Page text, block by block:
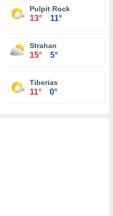
Pulpit Rock
13° 11°
Strahan
15° 5°
Tiberias
11° 0°